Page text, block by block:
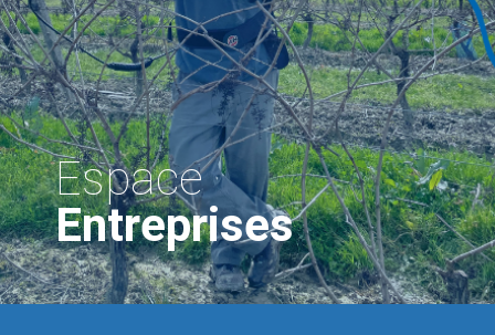
Espace
Entreprises